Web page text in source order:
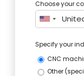
Choose your
Specify your
CNC
Other